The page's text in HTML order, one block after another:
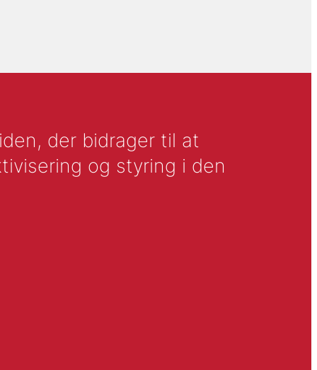
der bidrager til at
og styring i den